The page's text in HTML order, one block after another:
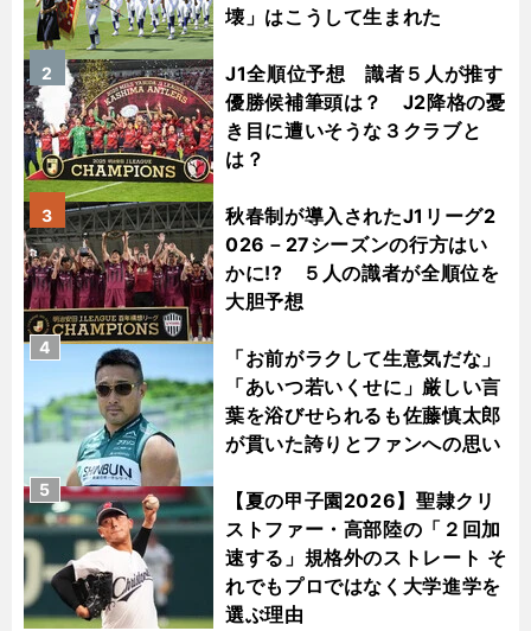
壊」はこうして生まれた
J1全順位予想 識者５人が推す
優勝候補筆頭は？ J2降格の憂
き目に遭いそうな３クラブと
は？
2
秋春制が導入されたJ1リーグ2
026－27シーズンの行方はい
かに!? ５人の識者が全順位を
大胆予想
3
「お前がラクして生意気だな」
「あいつ若いくせに」厳しい言
葉を浴びせられるも佐藤慎太郎
が貫いた誇りとファンへの思い
4
【夏の甲子園2026】聖隷クリ
ストファー・高部陸の「２回加
速する」規格外のストレート そ
れでもプロではなく大学進学を
選ぶ理由
5